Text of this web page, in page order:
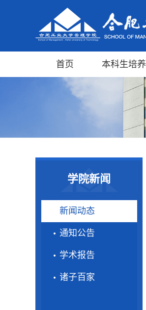
首页 本科生培养
学院新闻
新闻动态
通知公告
学术报告
诸子百家